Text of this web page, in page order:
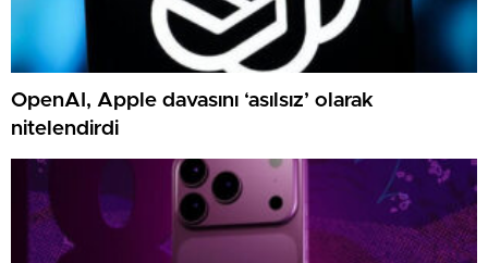
OpenAI, Apple davasını ‘asılsız’ olarak
nitelendirdi